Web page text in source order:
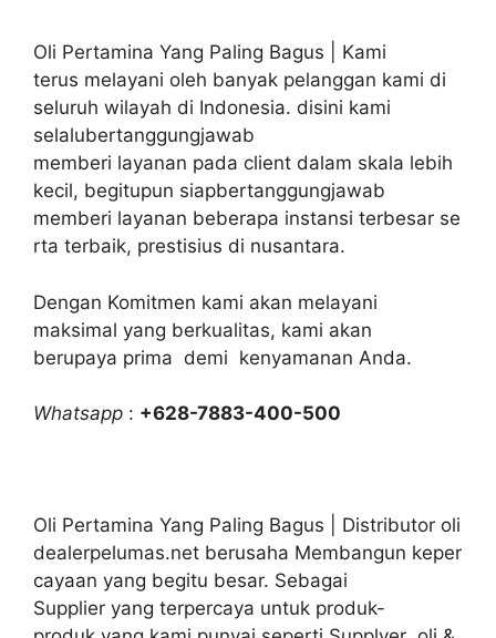
Oli Pertamina Yang Paling Bagus | Kami
terus melayani oleh banyak pelanggan kami di
seluruh wilayah di Indonesia. disini kami
selalubertanggungjawab
memberi layanan pada client dalam skala lebih
kecil, begitupun siapbertanggungjawab
memberi layanan beberapa instansi terbesar se
rta terbaik, prestisius di nusantara.
Dengan Komitmen kami akan melayani
maksimal yang berkualitas, kami akan
berupaya prima demi kenyamanan Anda.
Whatsapp : +628-7883-400-500
Oli Pertamina Yang Paling Bagus | Distributor oli
dealerpelumas.net berusaha Membangun keper
cayaan yang begitu besar. Sebagai
Supplier yang terpercaya untuk produk-